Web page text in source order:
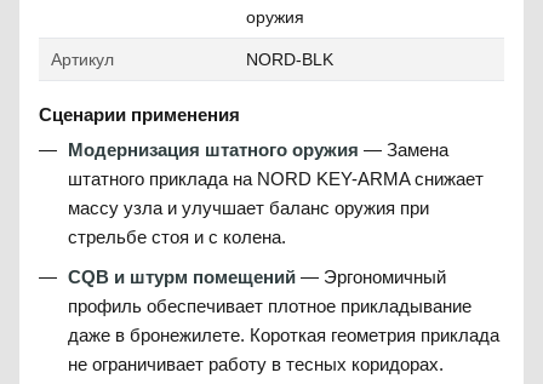
оружия
Артикул NORD-BLK
Сценарии применения
Модернизация штатного оружия — Замена
штатного приклада на NORD KEY-ARMA снижает
массу узла и улучшает баланс оружия при
стрельбе стоя и с колена.
CQB и штурм помещений — Эргономичный
профиль обеспечивает плотное прикладывание
даже в бронежилете. Короткая геометрия приклада
не ограничивает работу в тесных коридорах.